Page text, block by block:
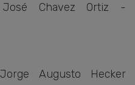
José Chavez Ortiz -
Augusto Hecker